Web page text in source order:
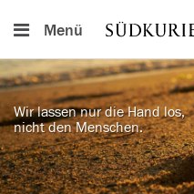
Menü
Wir lassen nur die Hand los,
nicht den Menschen.